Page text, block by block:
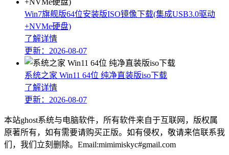
Win7旗舰版64位安装版ISO镜像下载(集成USB3.0驱动
+NVMe硬盘)
了解详情
更新：2026-08-07
系统之家 Win11 64位 纯净直装版iso下载
了解详情
更新：2026-08-07
本站ghost系统与电脑软件，所有软件来自于互联网，版权属
原著所有，如有需要请购买正版。如有侵权，敬请来信联系我
们，我们立刻删除。Email:mimimiskyc#gmail.com